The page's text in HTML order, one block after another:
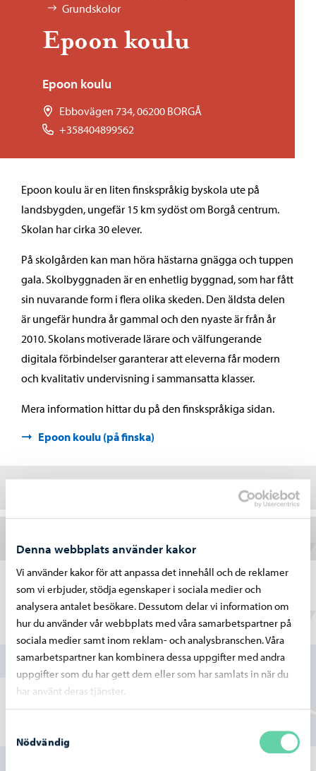
Denna webbplats använder kakor
Vi använder kakor för att anpassa det innehåll och de reklamer
som vi erbjuder, stödja egenskaper i sociala medier och
analysera antalet besökare. Dessutom delar vi information om
hur du använder vår webbplats med våra samarbetspartner på
sociala medier samt inom reklam- och analysbranschen. Våra
samarbetspartner kan kombinera dessa uppgifter med andra
uppgifter som du har gett dem eller som har samlats in när du
har använt deras tjänster.
Nödvändig
Grundskolor
Epoon koulu
Epoon koulu
Ebbovägen 734, 06200 BORGÅ
+358404899562
Epoon koulu är en liten finskspråkig byskola ute på
landsbygden, ungefär 15 km sydöst om Borgå centrum.
Skolan har cirka 30 elever.
På skolgården kan man höra hästarna gnägga och tuppen
gala. Skolbyggnaden är en enhetlig byggnad, som har fått
sin nuvarande form i flera olika skeden. Den äldsta delen
är ungefär hundra år gammal och den nyaste är från år
2010. Skolans motiverade lärare och välfungerande
digitala förbindelser garanterar att eleverna får modern
och kvalitativ undervisning i sammansatta klasser.
Mera information hittar du på den finskspråkiga sidan.
Epoon koulu (på finska)
Hittade du vad du sökte?
Ja